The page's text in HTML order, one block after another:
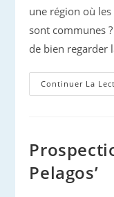
une région où
sont communes
de bien regarder
Continuer La
Pelagos’